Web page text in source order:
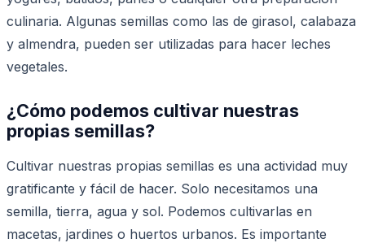
culinaria. Algunas semillas como las de girasol, calabaza
y almendra, pueden ser utilizadas para hacer leches
vegetales.
¿Cómo podemos cultivar nuestras
propias semillas?
Cultivar nuestras propias semillas es una actividad muy
gratificante y fácil de hacer. Solo necesitamos una
semilla, tierra, agua y sol. Podemos cultivarlas en
macetas, jardines o huertos urbanos. Es importante